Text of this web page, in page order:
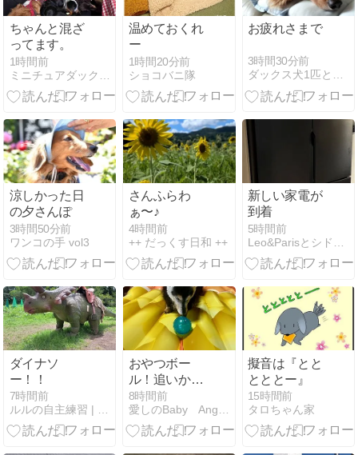
ちゃんと混ざ
ってます。
1時間前
温めておくれ
ー
1時間20分前
ショコバニ隊
お疲れさまで
3時間30分前
ダックス犬1匹とママ、ぐーたらパパのまったり生活
涼しかった日
の夕さんぽ
3時間50分前
ワンコの手 vol3
さんふらわ
ぁ〜♪
4時間前
++ だっくす日和 ++
新しい家電が
到着
5時間前
ダイナソ
ー！！
7時間前
ルルの自主練習 | ビーグル☆ルルの気ままな日々♪
おやつボー
ル！追いかけ
てましゅ♪
8時間前
愛しのBaby Angels
擬音は『とと
とととー』
15時間前
タロちゃん家